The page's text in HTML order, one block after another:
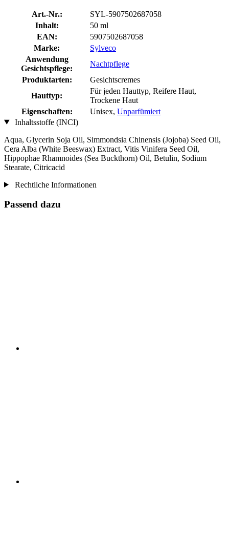
Art.-Nr.:
SYL-5907502687058
Inhalt:
50 ml
EAN:
5907502687058
Marke:
Sylveco
Anwendung
Gesichtspflege:
Nachtpflege
Produktarten:
Gesichtscremes
Hauttyp:
Für jeden Hauttyp, Reifere Haut,
Trockene Haut
Eigenschaften:
Unisex, Unparfümiert
Inhaltsstoffe (INCI)
Aqua, Glycerin Soja Oil, Simmondsia Chinensis (Jojoba) Seed Oil,
Cera Alba (White Beeswax) Extract, Vitis Vinifera Seed Oil,
Hippophae Rhamnoides (Sea Buckthorn) Oil, Betulin, Sodium
Stearate, Citricacid
Rechtliche Informationen
Passend dazu